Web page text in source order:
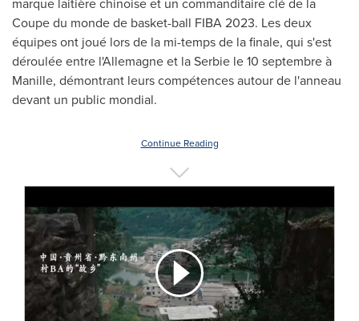
Coupe du monde de basket-ball FIBA 2023. Les deux
équipes ont joué lors de la mi-temps de la finale, qui s'est
déroulée entre l'Allemagne et la Serbie le 10 septembre à
Manille, démontrant leurs compétences autour de l'anneau
devant un public mondial.
Continue Reading